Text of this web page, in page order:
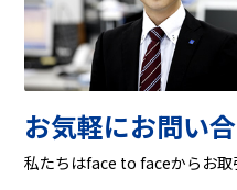
お気軽にお問い
私たちはface to faceからお取